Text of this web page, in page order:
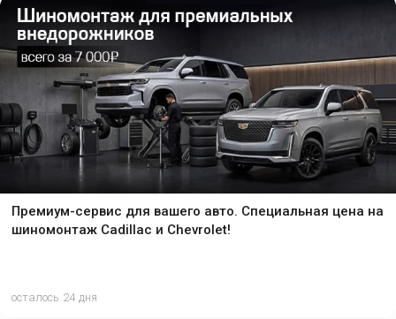
Премиум-сервис для вашего авто. Специальная цена на
шиномонтаж Cadillac и Chevrolet!
осталось 24 дня